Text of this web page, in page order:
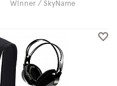
Winner / SkyName